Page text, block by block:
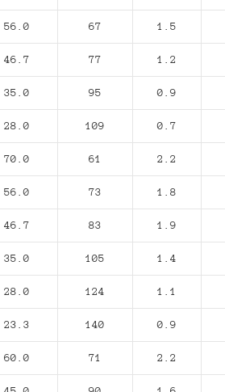
56.0 67 1.5
46.7 77 1.2
35.0 95 0.9
28.0 109 0.7
70.0 61 2.2
56.0 73 1.8
46.7 83 1.9
35.0 105 1.4
28.0 124 1.1
23.3 140 0.9
60.0 71 2.2